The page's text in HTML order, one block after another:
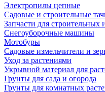
Электропилы цепные
Садовые и строительные
Запчасти для строительных
Снегоуборочные машины
Мотобуры
Садовые измельчители и
Уход за растениями
Укрывной материал для
Грунты для сада и огорода
Грунты для комнатных